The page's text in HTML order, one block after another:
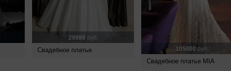
29999 руб.
Свадебное платье 105000 руб.
Свадебное платье MIA